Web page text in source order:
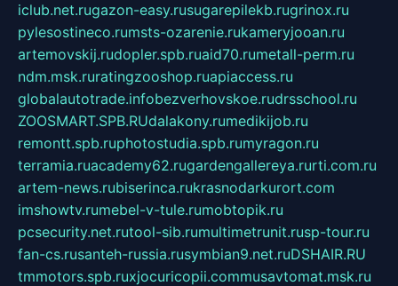
iclub.net.rugazon-easy.rusugarepilekb.rugrinox.ru
pylesostineco.rumsts-ozarenie.rukameryjooan.ru
artemovskij.rudopler.spb.ruaid70.rumetall-perm.ru
ndm.msk.ruratingzooshop.ruapiaccess.ru
globalautotrade.infobezverhovskoe.rudrsschool.ru
ZOOSMART.SPB.RUdalakony.rumedikijob.ru
remontt.spb.ruphotostudia.spb.rumyragon.ru
terramia.ruacademy62.rugardengallereya.rurti.com.ru
artem-news.rubiserinca.rukrasnodarkurort.com
imshowtv.rumebel-v-tule.rumobtopik.ru
pcsecurity.net.rutool-sib.rumultimetrunit.rusp-tour.ru
fan-cs.rusanteh-russia.rusymbian9.net.ruDSHAIR.RU
tmmotors.spb.ruxjocuricopii.commusavtomat.msk.ru